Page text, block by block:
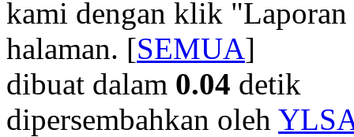
kami dengan klik "Laporan
halaman. [SEMUA]
dibuat dalam 0.04 detik
dipersembahkan oleh